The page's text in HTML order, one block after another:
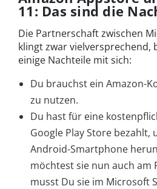
11: Das sind die
Die Partnerschaft zwischen
klingt zwar vielversprechend,
einige Nachteile mit sich:
Du brauchst ein Amazon-
zu nutzen.
Du hast für eine
Google Play Store bezahlt,
Android-Smartphone
möchtest sie nun auch am
musst Du sie im Microsoft